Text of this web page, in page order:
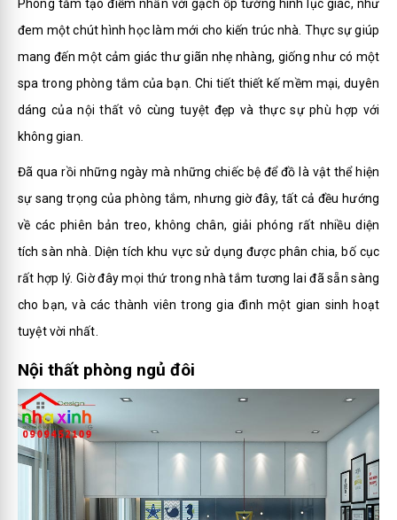
Phòng tắm tạo điểm nhấn với gạch ốp tường hình lục giác, như
đem một chút hình học làm mới cho kiến trúc nhà. Thực sự giúp
mang đến một cảm giác thư giãn nhẹ nhàng, giống như có một
spa trong phòng tắm của bạn. Chi tiết thiết kế mềm mại, duyên
dáng của nội thất vô cùng tuyệt đẹp và thực sự phù hợp với
không gian.
Đã qua rồi những ngày mà những chiếc bệ để đồ là vật thể hiện
sự sang trọng của phòng tắm, nhưng giờ đây, tất cả đều hướng
về các phiên bản treo, không chân, giải phóng rất nhiều diện
tích sàn nhà. Diện tích khu vực sử dụng được phân chia, bố cục
rất hợp lý. Giờ đây mọi thứ trong nhà tắm tương lai đã sẵn sàng
cho bạn, và các thành viên trong gia đình một gian sinh hoạt
tuyệt vời nhất.
Nội thất phòng ngủ đôi